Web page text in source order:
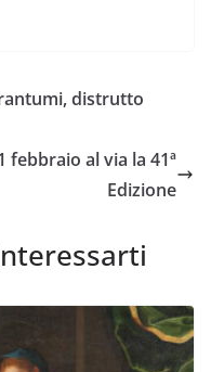
distrutto
febbraio al via la 41ª
Edizione